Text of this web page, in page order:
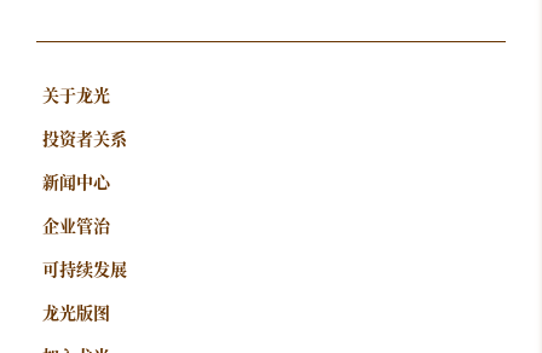
关于龙光
投资者关系
新闻中心
企业管治
可持续发展
龙光版图